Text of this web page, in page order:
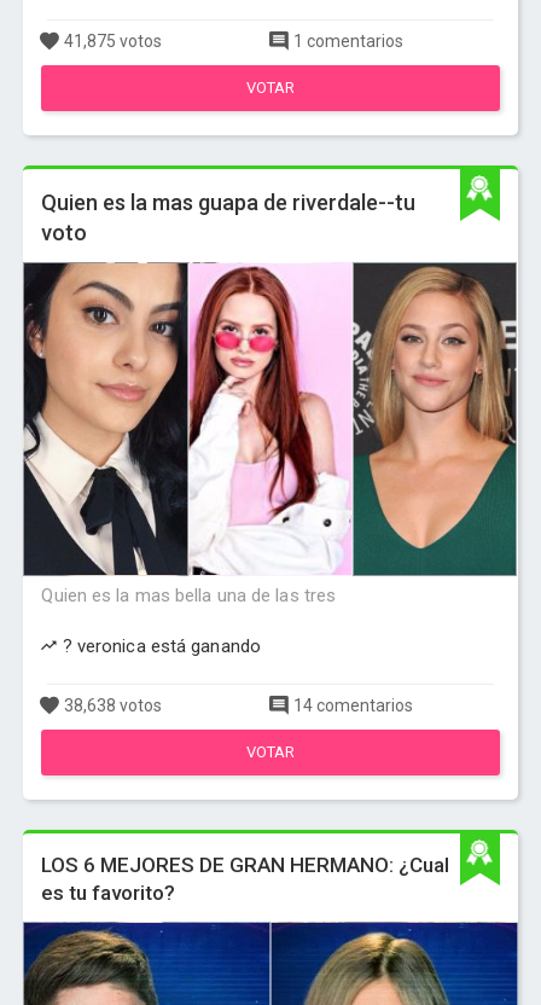
41,875 votos 1 comentarios
VOTAR
Quien es la mas guapa de riverdale--tu
voto
Quien es la mas bella una de las tres
? veronica está ganando
38,638 votos 14 comentarios
VOTAR
LOS 6 MEJORES DE GRAN HERMANO: ¿Cual
es tu favorito?